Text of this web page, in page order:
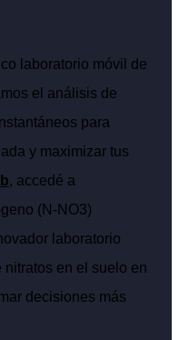
laboratorio móvil de
el análisis de
para
y maximizar tus
, accedé a
(N-NO3)
laboratorio
en el suelo en
decisiones más